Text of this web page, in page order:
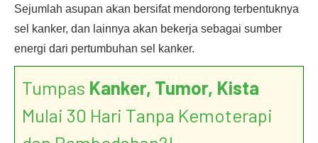
Sejumlah asupan akan bersifat mendorong terbentuknya
sel kanker, dan lainnya akan bekerja sebagai sumber
energi dari pertumbuhan sel kanker.
Tumpas Kanker, Tumor, Kista
Mulai 30 Hari Tanpa Kemoterapi